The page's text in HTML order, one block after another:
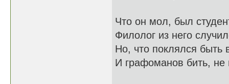
Что он мол, был
Филолог из него
Но, что поклялся быть
И графоманов бить, не